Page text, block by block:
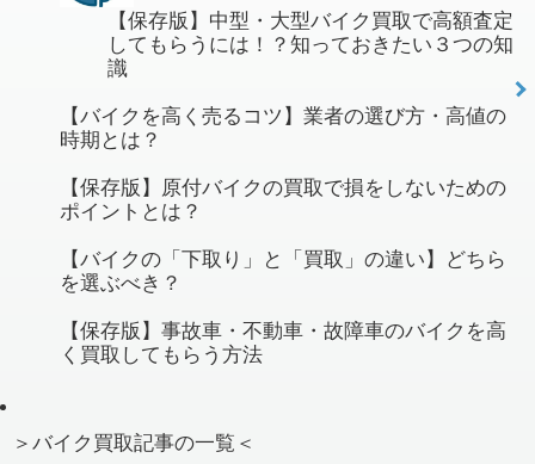
【保存版】中型・大型バイク買取で高額査定
してもらうには！？知っておきたい３つの知
識
【バイクを高く売るコツ】業者の選び方・高値の
時期とは？
【保存版】原付バイクの買取で損をしないための
ポイントとは？
【バイクの「下取り」と「買取」の違い】どちら
を選ぶべき？
【保存版】事故車・不動車・故障車のバイクを高
く買取してもらう方法
＞バイク買取記事の一覧＜